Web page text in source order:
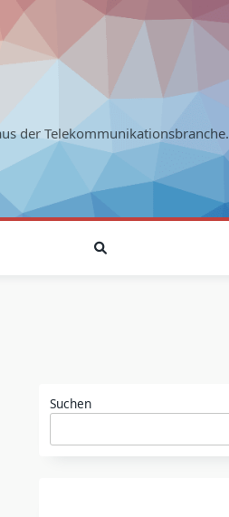
der Telekommunikationsbranche.
Suchen